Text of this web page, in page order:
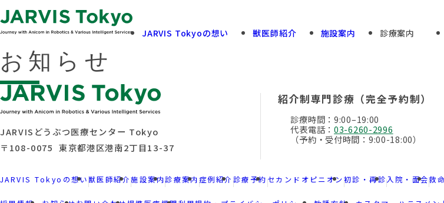
JARVIS Tokyoの想い 獣医師紹介 施設案内 診療案内
診療案内
専門診療部門
飼い主さまへ
入院・面会について
お知らせ
JARVISどうぶつ医療センター Tokyo
〒108-0075 東京都港区港南2丁目13-37
紹介制専門診療（完全予約制）
診療時間：9:00–19:00
代表電話：03-6260-2996
（予約・受付時間：9:00-18:00）
JARVIS Tokyoの想い獣医師紹介施設案内診療案内症例紹介 診療予約セカンドオピニオン初診・再診入院・面会救